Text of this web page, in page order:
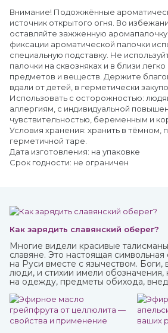
Внимание! Подожжённые
источник открытого огня. Во
оставляйте зажженную
фиксации ароматической палочки
специальную подставку. Не
палочки на сквозняках и в близи
предметов и веществ. Держите
вдали от детей, в герметически
Использовать с осторожностью:
аллергиям, с индивидуальной
чувствительностью, беременным и
Условия хранения: хранить в тёмном,
герметичной таре.
Дата изготовления: на упаковке
Срок годности: не ограничен
Как зарядить славянский оберег?
Многие видели красивые
славяне. Это настоящая
на Руси вместе с язычеством. Боги,
люди, и стихии имели обозначения,
на одежду, предметы обихода,
окружающим миром, но и просили у
темных сил, дурного глаза,
покровительства в земледелии,